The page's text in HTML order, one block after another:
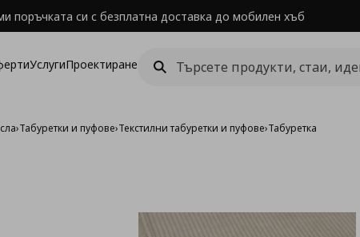
поръчката си с безплатна доставка до мобилен хъб
УслугиПроектиране
›Табуретки и пуфове›Текстилни табуретки и пуфове›Табуретка